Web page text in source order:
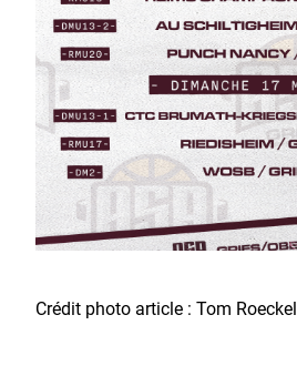
Crédit photo article : Tom Roeckel